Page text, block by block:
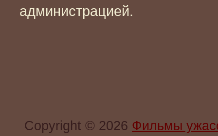
администрацией.
Copyright © 2026 Фильмы